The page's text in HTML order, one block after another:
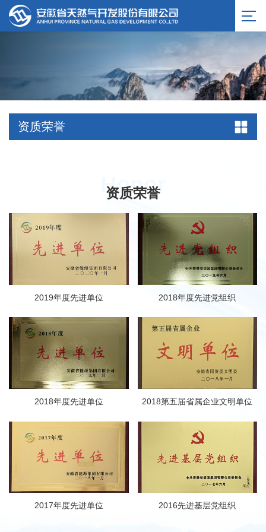
资质荣誉
Honor
资质荣誉
2019年度先进单位 2018年度先进党组织
2018年度先进单位 2018第五届省属企业文明单位
2017年度先进单位 2016先进基层党组织